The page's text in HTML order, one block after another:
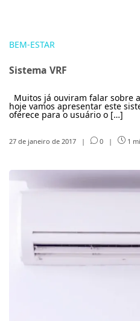
BEM-ESTAR
Sistema VRF
Muitos já ouviram falar sobre
hoje vamos apresentar este
oferece para o usuário o […]
27 de janeiro de 2017 | 0 | 1